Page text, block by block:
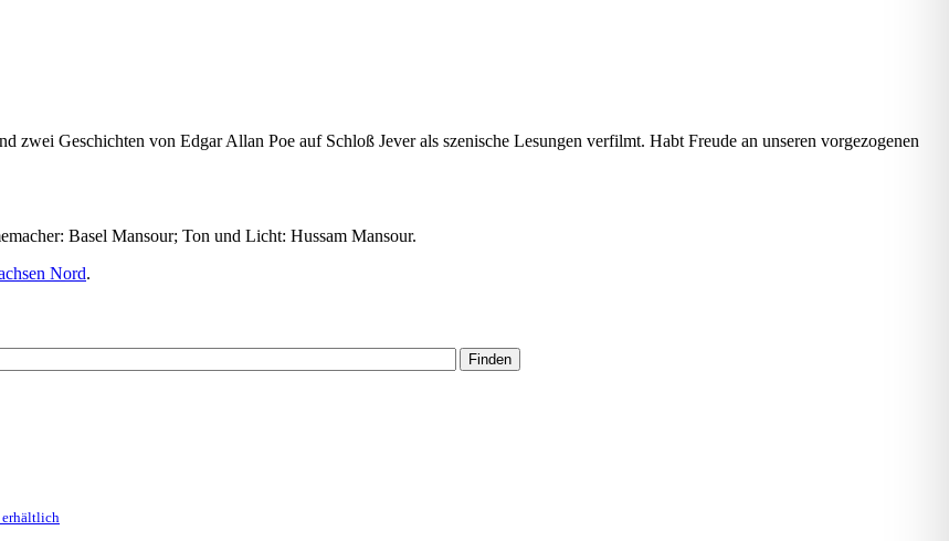
zwei Geschichten von Edgar Allan Poe auf Schloß Jever als szenische Lesungen verfilmt. Habt Freude an unseren vorgezogenen
Basel Mansour; Ton und Licht: Hussam Mansour.
Nord.
erhältlich